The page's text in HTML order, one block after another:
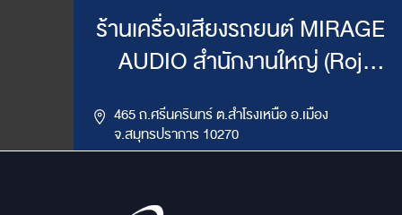
ร้านเครื่องเสียงรถยนต์ MIRAGE
AUDIO สำนักงานใหญ่ (Roj
465 ถ.ศรีนครินทร์ ต.สำโรงเหนือ อ.เมือง
จ.สมุทรปราการ 10270
LINE ID : @mirageaudio